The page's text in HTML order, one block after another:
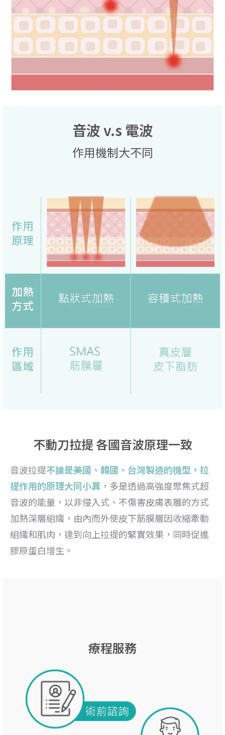
音波 v.s 電波
作用機制大不同
不動刀拉提 各國音波原理一致
音波拉提不論是美國、韓國、台灣製造的機型，拉
提作用的原理大同小異 ，多是透過高強度聚焦式超
音波的能量，以非侵入式、不傷害皮膚表層的方式
加熱深層組織，由內而外使皮下筋膜層因收縮牽動
組織和肌肉，達到向上拉提的緊實效果，同時促進
膠原蛋白增生。
療程服務